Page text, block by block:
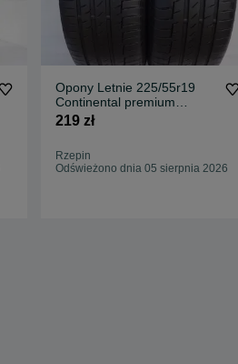
Opony Letnie 225/55r19
Continental premium
contact 6 225/55/19 2 szt.
219 zł
Rzepin
Odświeżono dnia 05 sierpnia 2026